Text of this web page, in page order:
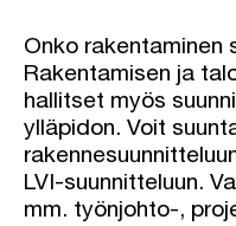
Onko rakentaminen
Rakentamisen ja
hallitset myös
ylläpidon. Voit
LVI-suunnitteluun.
mm. työnjohto-,